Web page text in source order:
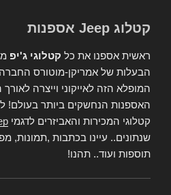
קטלוג Jeep אספנות
ראשית אספנו את כל קטלוגי ג'יפ
הבעלות של אמריקן-מוטורס
המופלא הזה לאייקוני וייצרה
האספנות הנחשקים ביותר בעולם!
קטלוגי המכירות והאביזרים לדגמי
שנתונים.. עיינו בכתבות ,תמונות,
תוספות ועוד.. תהנו!